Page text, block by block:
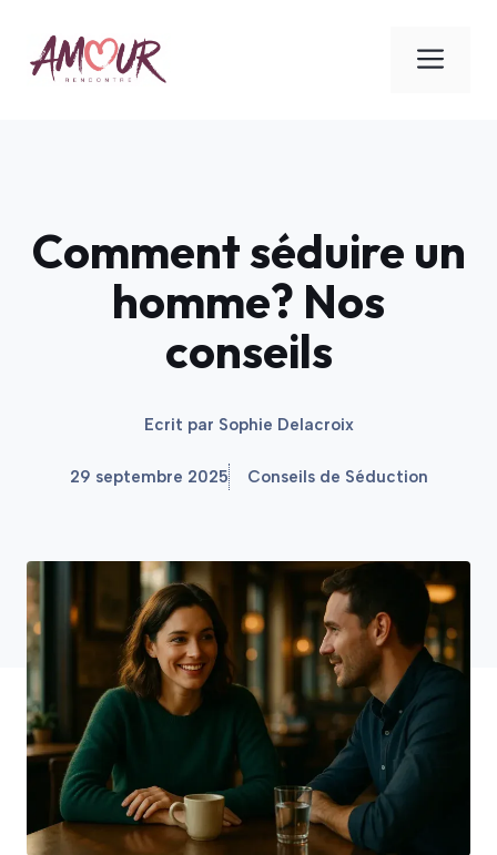
contenu
Comment séduire un
homme? Nos
conseils
Ecrit par Sophie Delacroix
29 septembre 2025 Conseils de Séduction